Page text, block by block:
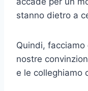
stanno dietro a
Quindi,
nostre
e le colleghiamo